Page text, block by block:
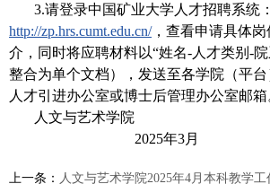
3.请登录中国矿业大学人才招聘系统：
http://zp.hrs.cumt.edu.cn/，查看申请具体
介，同时将应聘材料以“姓名-人才类别-
整合为单个文档），发送至各学院（平
人才引进办公室或博士后管理办公室邮箱
人文与艺术学院
2025年3月
上一条： 人文与艺术学院2025年4月本科教学